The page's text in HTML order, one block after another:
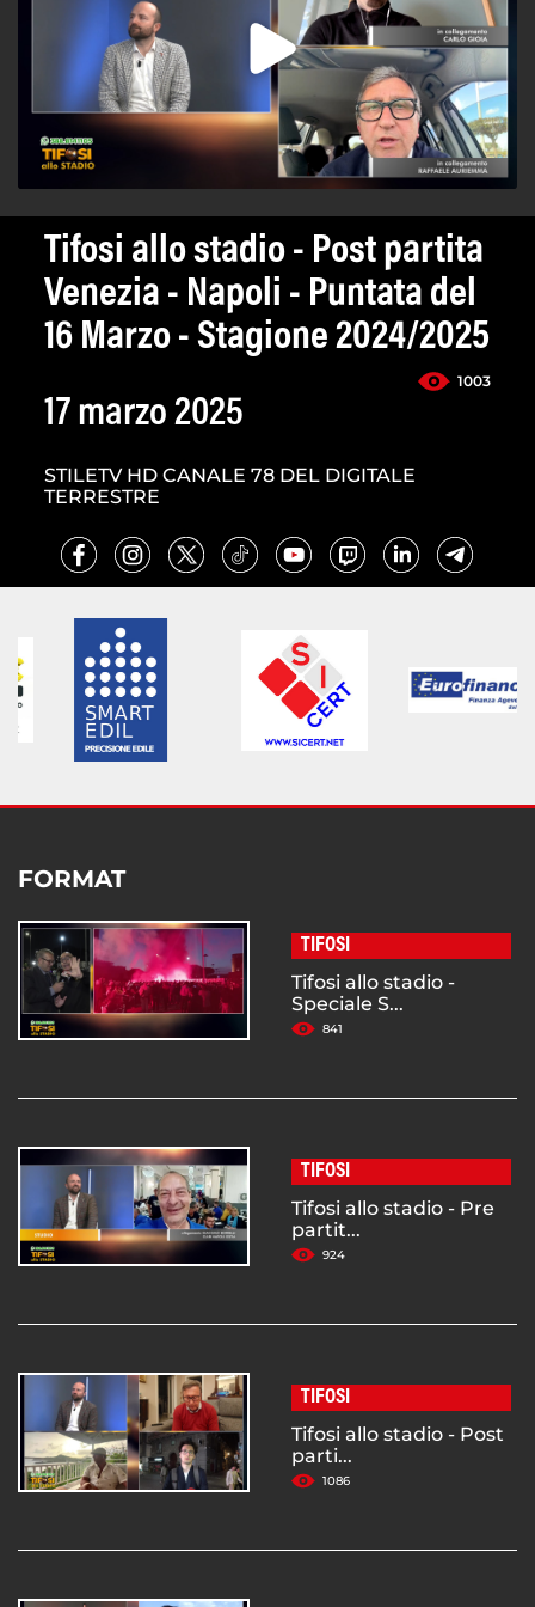
Tifosi allo stadio - Post partita
Venezia - Napoli - Puntata del
16 Marzo - Stagione 2024/2025
1003
17 marzo 2025
STILETV HD CANALE 78 DEL DIGITALE
TERRESTRE
FORMAT
TIFOSI
Tifosi allo stadio -
Speciale S...
841
TIFOSI
Tifosi allo stadio - Pre
partit...
924
TIFOSI
Tifosi allo stadio - Post
parti...
1086